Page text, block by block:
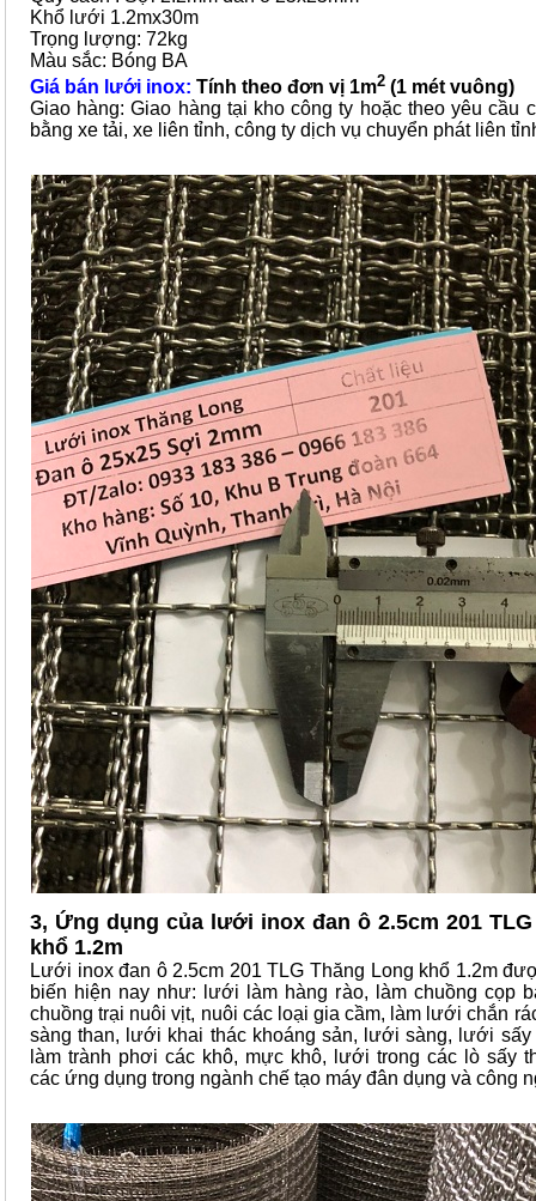
Khổ lưới 1.2mx30m
Trọng lượng: 72kg
Màu sắc: Bóng BA
Giá bán lưới inox: Tính theo đơn vị 1m2 (1 mét vuông)
Giao hàng: Giao hàng tại kho công ty hoặc theo yêu cầu
bằng xe tải, xe liên tỉnh, công ty dịch vụ chuyển phát liên
3, Ứng dụng của lưới inox đan ô 2.5cm 201
khổ 1.2m
Lưới inox đan ô 2.5cm 201 TLG Thăng Long khổ 1.2m
biến hiện nay như: lưới làm hàng rào, làm chuồng cọp
chuồng trại nuôi vịt, nuôi các loại gia cầm, làm lưới chắn
sàng than, lưới khai thác khoáng sản, lưới sàng, lưới
làm trành phơi các khô, mực khô, lưới trong các lò sấy
các ứng dụng trong ngành chế tạo máy đân dụng và công